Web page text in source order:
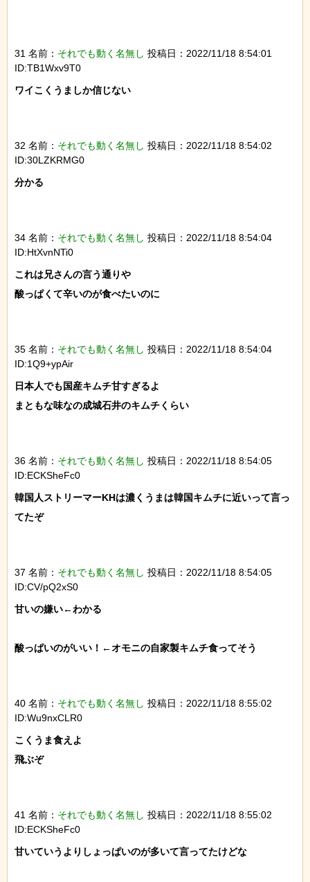
31 名前： それでも動く名無し 投稿日：2022/11/18 8:54:01
ID:TB1Wxv9T0
ワイこくうましか信じない
32 名前： それでも動く名無し 投稿日：2022/11/18 8:54:02
ID:30LZKRMG0
分かる
34 名前： それでも動く名無し 投稿日：2022/11/18 8:54:04
ID:HtXvnNTi0
これは兄さんの言う通りや
酸っぱくて辛いのが食べたいのに
35 名前： それでも動く名無し 投稿日：2022/11/18 8:54:04
ID:1Q9+ypAir
日本人でも国産キムチ甘すぎるよ
まともな味なの成城石井のキムチくらい
36 名前： それでも動く名無し 投稿日：2022/11/18 8:54:05
ID:ECKSheFc0
韓国人ストリーマーKHは濃くうまは韓国キムチに近いって言っ
てたぞ
37 名前： それでも動く名無し 投稿日：2022/11/18 8:54:05
ID:CV/pQ2xS0
甘いの嫌い←わかる
酸っぱいのがいい！←オモニの自家製キムチ食ってそう
40 名前： それでも動く名無し 投稿日：2022/11/18 8:55:02
ID:Wu9nxCLR0
こくうま食えよ
飛ぶぞ
41 名前： それでも動く名無し 投稿日：2022/11/18 8:55:02
ID:ECKSheFc0
甘いていうよりしょっぱいのが多いて言ってたけどな